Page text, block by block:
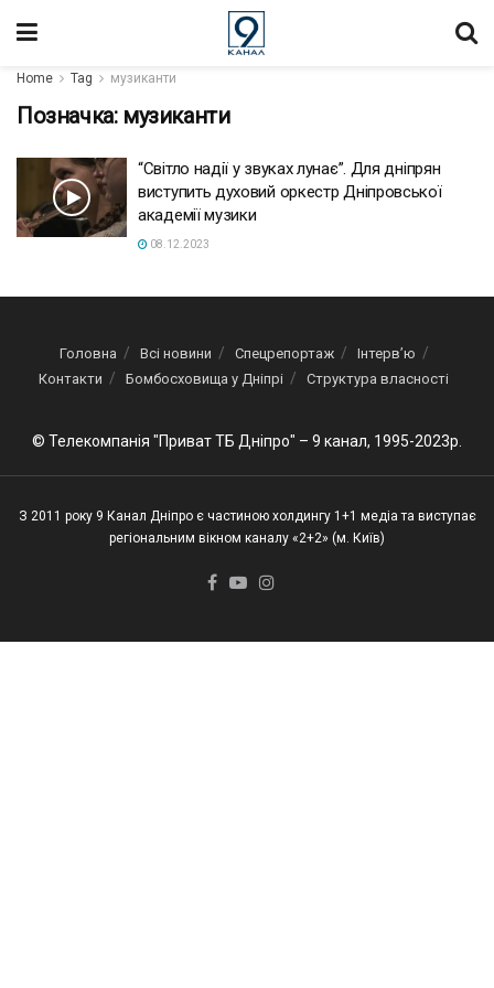
Home Tag музиканти
Позначка: музиканти
“Світло надії у звуках лунає”. Для дніпрян
виступить духовий оркестр Дніпровської
академії музики
08.12.2023
Головна Всі новини Спецрепортаж
Інтерв’ю
Контакти
Бомбосховища у Дніпрі Структура власності
© Телекомпанія "Приват ТБ Дніпро" – 9 канал, 1995-2023р.
З 2011 року 9 Канал Дніпро є частиною холдингу 1+1 медіа та виступає
регіональним вікном каналу «2+2» (м. Київ)